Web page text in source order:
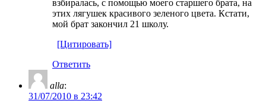
взбиралась, с помощью моего старшего брата, на
этих лягушек красивого зеленого цвета. Кстати,
мой брат закончил 21 школу.
[Цитировать]
Ответить
alla:
31/07/2010 в 23:42